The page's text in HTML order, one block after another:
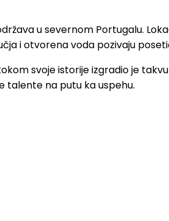
u severnom Portugalu.
i otvorena voda pozivaju
svoje istorije izgradio je
talente na putu ka uspehu.